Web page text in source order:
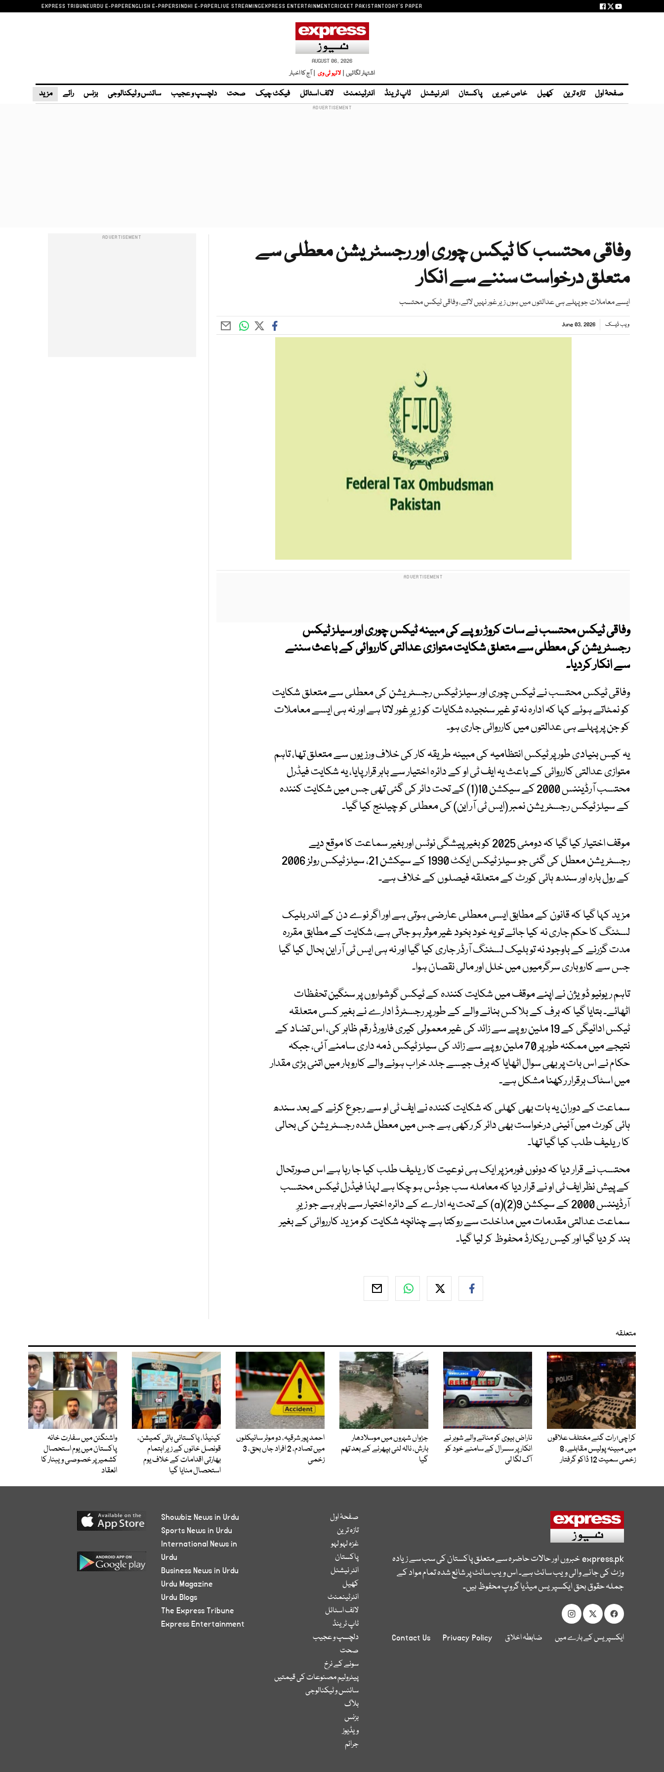
EXPRESS TRIBUNEURDU E-PAPERENGLISH E-PAPERSINDHI E-PAPERLIVE STREAMINGEXPRESS ENTERTAINMENTCRICKET PAKISTANTODAY'S PAPER
AUGUST 06, 2026
اشتہار لگائیں | لائیو ٹی وی | آج کا اخبار
صفحۂ اول تازہ ترین کھیل خاص خبریں پاکستان انٹر نیشنل ٹاپ ٹرینڈ انٹرٹینمنٹ لائف اسٹائل فیکٹ چیک صحت دلچسپ و عجیب سائنس و ٹیکنالوجی بزنس رائے مزید
وفاقی محتسب کا ٹیکس چوری اور رجسٹریشن معطلی سے
متعلق درخواست سننے سے انکار
ایسے معاملات جو پہلے ہی عدالتوں میں ہوں زیر غور نہیں لاتے، وفاقی ٹیکس محتسب
ویب ڈیسک June 03, 2026
وفاقی ٹیکس محتسب نے سات کروڑ روپے کی مبینہ ٹیکس چوری اور سیلز ٹیکس
رجسٹریشن کی معطلی سے متعلق شکایت متوازی عدالتی کارروائی کے باعث سننے
سے انکار کردیا۔
وفاقی ٹیکس محتسب نے ٹیکس چوری اور سیلز ٹیکس رجسٹریشن کی معطلی سے متعلق شکایت
کو نمٹاتے ہوئے کہا کہ ادارہ نہ تو غیر سنجیدہ شکایات کو زیرِ غور لاتا ہے اور نہ ہی ایسے معاملات
کو جن پر پہلے ہی عدالتوں میں کارروائی جاری ہو۔
یہ کیس بنیادی طور پر ٹیکس انتظامیہ کی مبینہ طریقہ کار کی خلاف ورزیوں سے متعلق تھا، تاہم
متوازی عدالتی کارروائی کے باعث یہ ایف ٹی او کے دائرہ اختیار سے باہر قرار پایا، یہ شکایت فیڈرل
محتسب آرڈیننس 2000 کے سیکشن 10(1) کے تحت دائر کی گئی تھی جس میں شکایت کنندہ
کے سیلز ٹیکس رجسٹریشن نمبر (ایس ٹی آر این) کی معطلی کو چیلنج کیا گیا۔
موقف اختیار کیا گیا کہ دومئی 2025 کو بغیر پیشگی نوٹس اور بغیر سماعت کا موقع دیے
رجسٹریشن معطل کی گئی جو سیلز ٹیکس ایکٹ 1990 کے سیکشن 21، سیلز ٹیکس رولز 2006
کے رول بارہ اور سندھ ہائی کورٹ کے متعلقہ فیصلوں کے خلاف ہے۔
مزید کہا گیا کہ قانون کے مطابق ایسی معطلی عارضی ہوتی ہے اور اگر نوے دن کے اندر بلیک
لسٹنگ کا حکم جاری نہ کیا جائے تو یہ خود بخود غیر موثر ہو جاتی ہے، شکایت کے مطابق مقررہ
مدت گزرنے کے باوجود نہ تو بلیک لسٹنگ آرڈر جاری کیا گیا اور نہ ہی ایس ٹی آر این بحال کیا گیا
جس سے کاروباری سرگرمیوں میں خلل اور مالی نقصان ہوا۔
تاہم ریونیو ڈویژن نے اپنے موقف میں شکایت کنندہ کے ٹیکس گوشواروں پر سنگین تحفظات
اٹھائے۔ بتایا گیا کہ برف کے بلاکس بنانے والے کے طور پر رجسٹرڈ ادارے نے بغیر کسی متعلقہ
ٹیکس ادائیگی کے 19 ملین روپے سے زائد کی غیر معمولی کیری فارورڈ رقم ظاہر کی، اس تضاد کے
نتیجے میں ممکنہ طور پر 70 ملین روپے سے زائد کی سیلز ٹیکس ذمہ داری سامنے آئی، جبکہ
حکام نے اس بات پر بھی سوال اٹھایا کہ برف جیسے جلد خراب ہونے والے کاروبار میں اتنی بڑی مقدار
میں اسٹاک برقرار رکھنا مشکل ہے۔
سماعت کے دوران یہ بات بھی کھلی کہ شکایت کنندہ نے ایف ٹی او سے رجوع کرنے کے بعد سندھ
ہائی کورٹ میں آئینی درخواست بھی دائر کر رکھی ہے جس میں معطل شدہ رجسٹریشن کی بحالی
کا ریلیف طلب کیا گیا تھا۔
محتسب نے قرار دیا کہ دونوں فورمز پر ایک ہی نوعیت کا ریلیف طلب کیا جا رہا ہے اس صورتحال
کے پیش نظر ایف ٹی او نے قرار دیا کہ معاملہ سب جوڈس ہو چکا ہے لہذا فیڈرل ٹیکس محتسب
آرڈیننس 2000 کے سیکشن 9(2)(a) کے تحت یہ ادارے کے دائرہ اختیار سے باہر ہے جو زیرِ
سماعت عدالتی مقدمات میں مداخلت سے روکتا ہے چنانچہ شکایت کو مزید کارروائی کے بغیر
بند کر دیا گیا اور کیس ریکارڈ محفوظ کر لیا گیا۔
متعلقہ
کراچی؛ رات گئے مختلف علاقوں
میں مبینہ پولیس مقابلے، 8
زخمی سمیت 12 ڈاکو گرفتار
ناراض بیوی کو منانے والے شوہر نے
انکار پر سسرال کے سامنے خود کو
آگ لگا لی
جڑواں شہروں میں موسلادھار
بارش، نالہ لئی بپھرنے کے بعد تھم
گیا
احمد پور شرقیہ، دو موٹر سائیکلوں
میں تصادم، 2 افراد جاں بحق، 3
زخمی
کینیڈا، پاکستانی ہائی کمیشن،
قونصل خانوں کے زیر اہتمام
بھارتی اقدامات کے خلاف یوم
استحصال منایا گیا
واشنگٹن میں سفارت خانہ
پاکستان میں یوم استحصال
کشمیر پر خصوصی ویبنار کا
انعقاد
express.pkخبروں اور حالات حاضرہ سے متعلق پاکستان کی سب سے زیادہ
وزٹ کی جانے والی ویب سائٹ ہے۔ اس ویب سائٹ پر شائع شدہ تمام مواد کے
جملہ حقوق بحق ایکسپریس میڈیا گروپ محفوظ ہیں۔
ایکسپریس کے بارے میں ضابطہ اخلاق Privacy Policy
Contact Us
صفحۂ اول
تازہ ترین
غزہ لہو لہو
پاکستان
انٹر نیشنل
کھیل
انٹرٹینمنٹ
لائف اسٹائل
ٹاپ ٹرینڈ
دلچسپ و عجیب
صحت
سونے کے نرخ
پیٹرولیم مصنوعات کی قیمتیں
سائنس و ٹیکنالوجی
بلاگ
بزنس
ویڈیوز
جرائم
Showbiz News in Urdu
Sports News in Urdu
International News in
Urdu
Business News in Urdu
Urdu Magazine
Urdu Blogs
The Express Tribune
Express Entertainment